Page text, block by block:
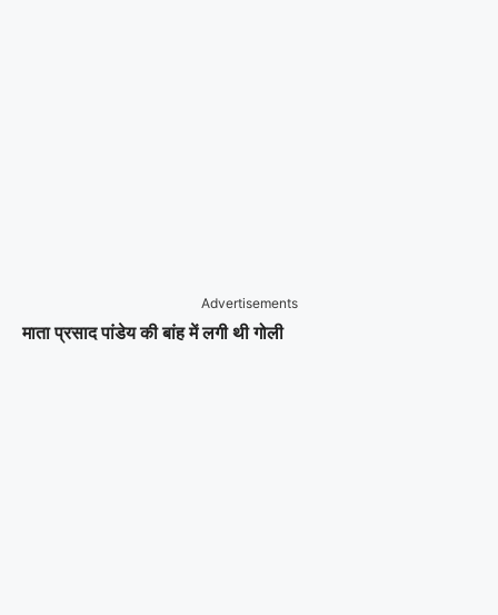
Advertisements
माता प्रसाद पांडेय की बांह में लगी थी गोली